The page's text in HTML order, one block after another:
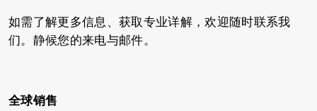
如需了解更多信息、获取专业详解，欢迎随时联系我
们。静候您的来电与邮件。
全球销售